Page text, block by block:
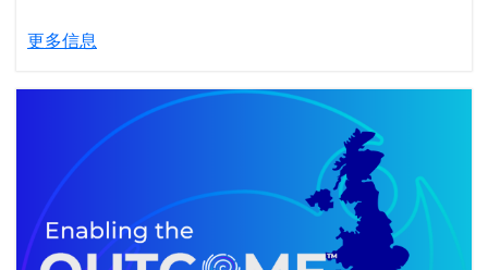
更多信息